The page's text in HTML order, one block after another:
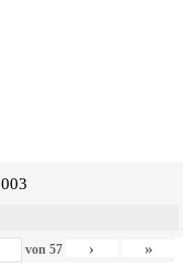
von 57 › »